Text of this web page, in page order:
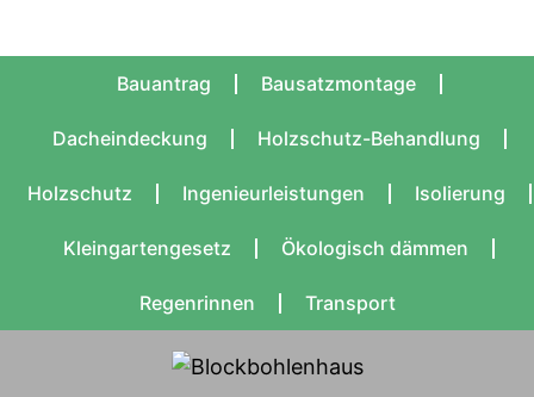
Bauantrag Bausatzmontage
Dacheindeckung Holzschutz-Behandlung
Holzschutz Ingenieurleistungen Isolierung
Kleingartengesetz Ökologisch dämmen
Regenrinnen Transport